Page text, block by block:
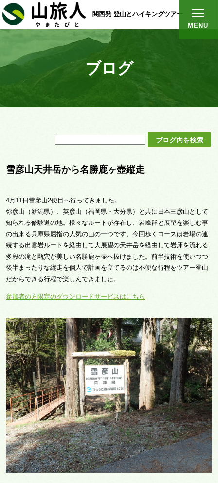
関西発 登山とハイキングツアー
MENU
ブログ
雪彦山天井岳から名勝鹿ヶ壺縦走
4月11日雪彦山2便目へ行ってきました。
弥彦山（新潟県）、英彦山（福岡県・大分県）と共に日本三彦山として
知られる修験道の地。様々なルートが存在し、岩峰群と展望を楽しむ事
の出来る兵庫県屈指の人気の山の一つです。今回歩くコースは岩場の連
続する出雲岩ルートを経由して大展望の天井岳を経由して岩床を流れる
多段の滝と甌穴が美しい名勝鹿ヶ壷へ抜けました。前半技術を使いつつ
後半まったりな縦走を個人で計画を立てるのは不便な行程をツアー登山
だからできる行程で楽しんできました。
参加者の方限定のダウンロードサービスはこちら